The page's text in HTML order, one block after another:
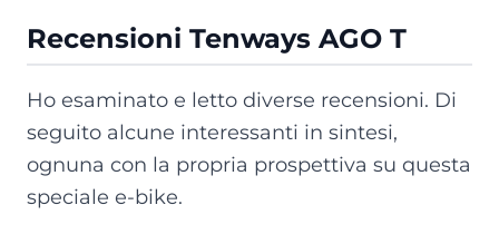
Recensioni Tenways AGO T
Ho esaminato e letto diverse recensioni. Di
seguito alcune interessanti in sintesi,
ognuna con la propria prospettiva su questa
speciale e-bike.